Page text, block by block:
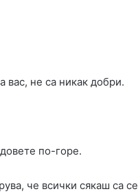
не са никак добри.
по-горе.
че всички сякаш са се